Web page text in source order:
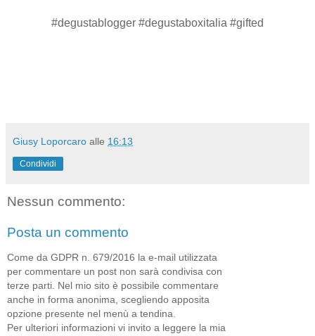
#degustablogger #degustaboxitalia #gifted
Giusy Loporcaro alle 16:13
Condividi
Nessun commento:
Posta un commento
Come da GDPR n. 679/2016 la e-mail utilizzata
per commentare un post non sarà condivisa con
terze parti. Nel mio sito è possibile commentare
anche in forma anonima, scegliendo apposita
opzione presente nel menù a tendina.
Per ulteriori informazioni vi invito a leggere la mia